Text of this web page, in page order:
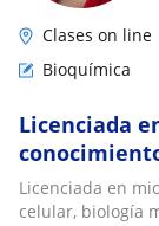
Clases on line
Bioquímica
Licenciada
molecular,
Licenciada en
celular, biología